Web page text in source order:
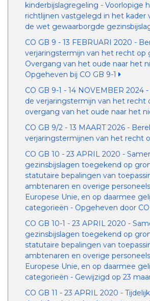
kinderbijslagregeling - Voorlopige
richtlijnen vastgelegd in het kader
de wet gewaarborgde
CO GB 9 - 13 FEBRUARI 2020 -
verjaringstermijn van het recht op
Overgang van het oude naar het
Opgeheven bij CO GB 9-1
CO GB 9-1 - 14 NOVEMBER 2024
de verjaringstermijn van het recht
overgang van het oude naar het
CO GB 9/2 - 13 MAART 2026 -
verjaringstermijnen van het recht
CO GB 10 - 23 APRIL 2020 -
gezinsbijslagen toegekend op
statutaire bepalingen van
ambtenaren en overige
Europese Unie, en op daarmee
categorieën - Opgeheven door
CO GB 10-1 - 23 APRIL 2020 -
gezinsbijslagen toegekend op
statutaire bepalingen van
ambtenaren en overige
Europese Unie, en op daarmee
categorieën - Gewijzigd op 23
CO GB 11 - 23 APRIL 2020 -